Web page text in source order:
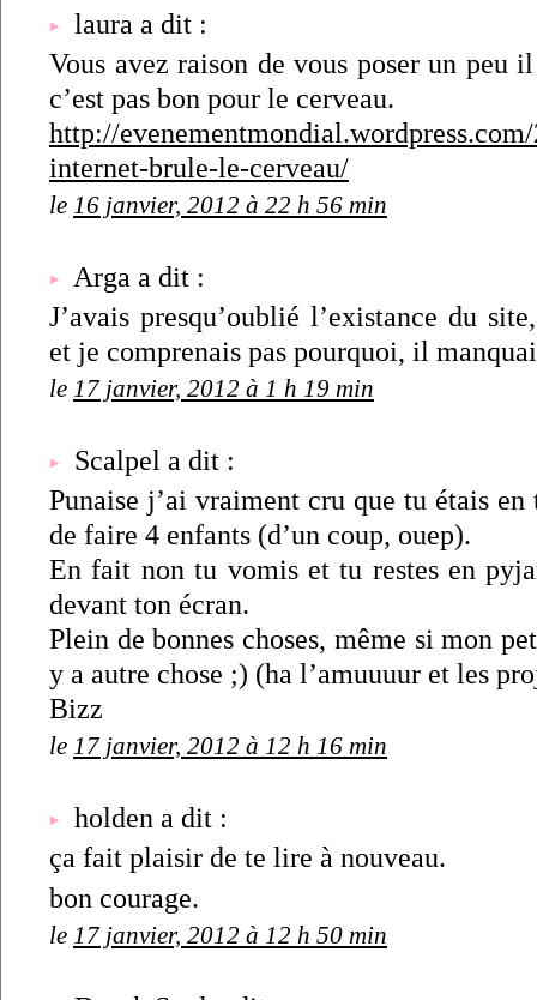
laura a dit :
Vous avez raison de vous poser un peu
c’est pas bon pour le cerveau.
http://
internet-brule-le-cerveau/
le 16 janvier, 2012 à 22 h 56 min
Arga a dit :
J’avais presqu’oublié l’existance du
et je comprenais pas pourquoi, il
le 17 janvier, 2012 à 1 h 19 min
Scalpel a dit :
Punaise j’ai vraiment cru que tu étais
de faire 4 enfants (d’un coup, ouep).
En fait non tu vomis et tu restes en
devant ton écran.
Plein de bonnes choses, même si mon
y a autre chose ;) (ha l’amuuuur et les
Bizz
le 17 janvier, 2012 à 12 h 16 min
holden a dit :
ça fait plaisir de te lire à nouveau.
bon courage.
le 17 janvier, 2012 à 12 h 50 min